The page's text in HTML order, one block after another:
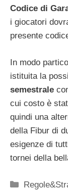
Codice di
i giocatori
presente
In modo
istituita la
semestrale
cui costo è
quindi una
della Fibur di
esigenze di
tornei della
Categorie